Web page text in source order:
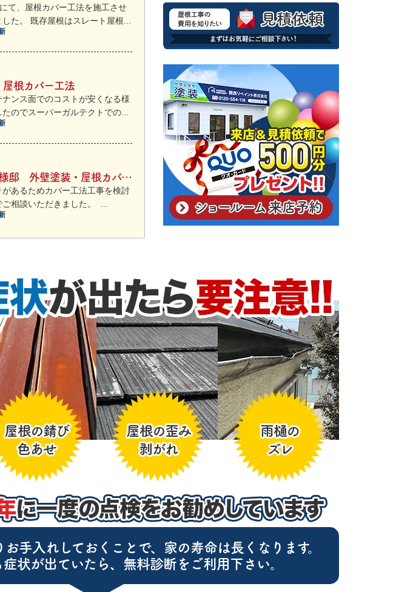
て、屋根カバー工法を施工させ
た。 既存屋根はスレート屋根...
根カバー工法
ンス面でのコストが安くなる様
のでスーパーガルテクトでの...
阪南市 S様邸 外壁塗装・屋根カバー工法工事
があるためカバー工法工事を検討
相談いただきました。 ...
手入れしておくことで、家の寿命は長くなります。
状が出ていたら、無料診断をご利用下さい。